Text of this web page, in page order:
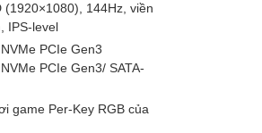
(1920×1080), 144Hz, viền
IPS-level
PCIe Gen3
PCIe Gen3/ SATA-
game Per-Key RGB của